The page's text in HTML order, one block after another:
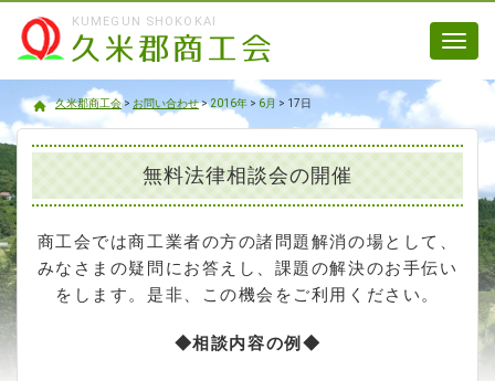
KUMEGUN SHOKOKAI
久米郡商工会
久米郡商工会> お問い合わせ>2016年 > 6月 > 17日
無料法律相談会の開催
商工会では商工業者の方の諸問題解消の場として、
みなさまの疑問にお答えし、課題の解決のお手伝い
をします。是非、この機会をご利用ください。
◆相談内容の例◆